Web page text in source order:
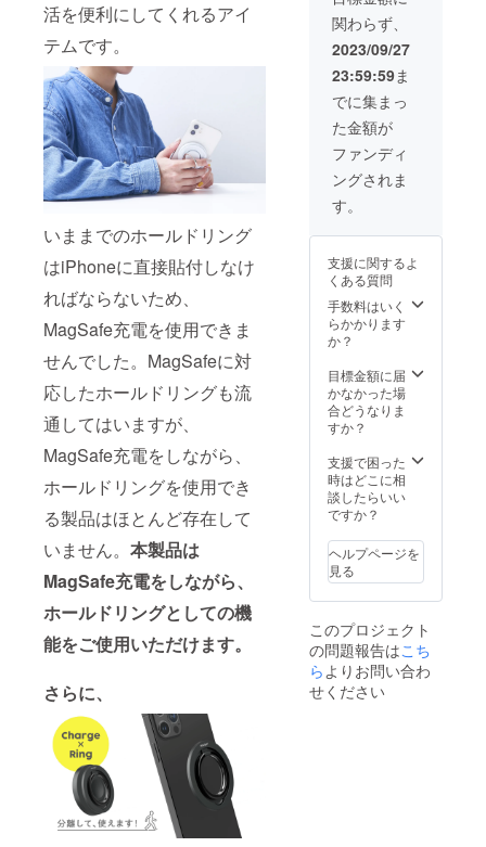
活を便利にしてくれるアイ
テムです。
いままでのホールドリング
はiPhoneに直接貼付しなけ
ればならないため、
MagSafe充電を使用できま
せんでした。MagSafeに対
応したホールドリングも流
通してはいますが、
MagSafe充電をしながら、
ホールドリングを使用でき
る製品はほとんど存在して
いません。 本製品は
MagSafe充電をしながら、
ホールドリングとしての機
能をご使用いただけます。
さらに、
取扱説
明書 ×2
・保証
送料・
消費税
込み
Ringは
付属し
ませ
ん。 ■
リター
ン内容
・
MaGdg
et
Stand
(Black)
et
Plate ・
MaGdg
et
Support
取扱説
明書 ・
保証書
込み
関わらず、
2023/09/27
23:59:59ま
でに集まっ
た金額が
ファンディ
ングされま
す。
支援に関するよ
くある質問
手数料はいく
らかかります
か？
目標金額に届
かなかった場
合どうなりま
すか？
支援で困った
時はどこに相
談したらいい
ですか？
ヘルプページを
見る
このプロジェクト
の問題報告はこち
らよりお問い合わ
せください